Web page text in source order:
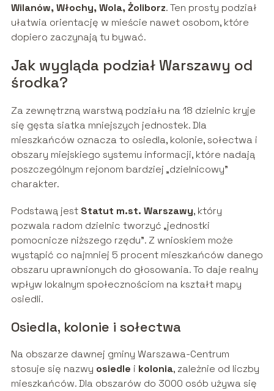
Wilanów, Włochy, Wola, Żoliborz. Ten prosty podział
ułatwia orientację w mieście nawet osobom, które
dopiero zaczynają tu bywać.
Jak wygląda podział Warszawy od
środka?
Za zewnętrzną warstwą podziału na 18 dzielnic kryje
się gęsta siatka mniejszych jednostek. Dla
mieszkańców oznacza to osiedla, kolonie, sołectwa i
obszary miejskiego systemu informacji, które nadają
poszczególnym rejonom bardziej „dzielnicowy”
charakter.
Podstawą jest Statut m.st. Warszawy, który
pozwala radom dzielnic tworzyć „jednostki
pomocnicze niższego rzędu”. Z wnioskiem może
wystąpić co najmniej 5 procent mieszkańców danego
obszaru uprawnionych do głosowania. To daje realny
wpływ lokalnym społecznościom na kształt mapy
osiedli.
Osiedla, kolonie i sołectwa
Na obszarze dawnej gminy Warszawa-Centrum
stosuje się nazwy osiedle i kolonia, zależnie od liczby
mieszkańców. Dla obszarów do 3000 osób używa się